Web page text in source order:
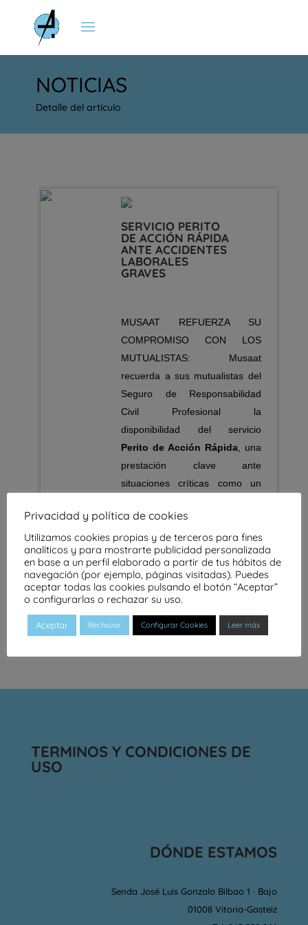
NOTICIAS
Detalle del artículo
SERVICIO PERITO
DE ACCIÓN RÁPIDA
ANTE ACCIDENTES
LABORALES
GRAVES
MUSAAT REFUERZA SU
COMPROMISO CON LOS
MUTUALISTAS: Musaat
recuerda a sus mutualistas del
Seguro de Responsabilidad
Civil Profesional la
disponibilidad del servicio
Perito de Acción Rápida , una
prestación clave ante
situaciones críticas como un
de muerte o lesiones graves.
TERMINOS Y CONDICIONES DE
USO
DÓNDE ESTAMOS
Senda José Luis Gonzalo Bilbao 1 · Bajo
01008 Vitoria-Gasteiz
Privacidad y política de cookies
Utilizamos cookies propias y de terceros para fines
analíticos y para mostrarte publicidad personalizada
en base a un perfil elaborado a partir de tus hábitos de
navegación (por ejemplo, páginas visitadas). Puedes
aceptar todas las cookies pulsando el botón “Aceptar”
o configurarlas o rechazar su uso.
Aceptar Rechazar Configurar Cookies Leer más